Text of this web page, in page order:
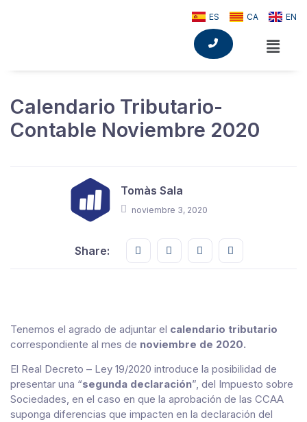
ES CA EN
Calendario Tributario-
Contable Noviembre 2020
Tomàs Sala
noviembre 3, 2020
Share: Share this on FaceBook
Share this on Twitter
Share this on GMail
Share this on
Tenemos el agrado de adjuntar el calendario tributario
correspondiente al mes de noviembre de 2020.
El Real Decreto – Ley 19/2020 introduce la posibilidad de
presentar una “segunda declaración”, del Impuesto sobre
Sociedades, en el caso en que la aprobación de las CCAA
suponga diferencias que impacten en la declaración del